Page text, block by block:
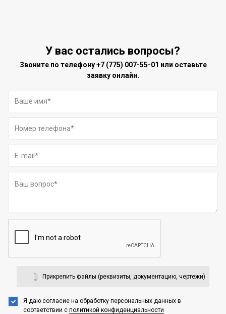
У вас остались вопросы?
Звоните по телефону+7 (775) 007-55-01 или оставьте
заявку онлайн.
Прикрепить файлы (реквизиты, документацию, чертежи)
Я даю согласие на обработку персональных данных в
соответствии с политикой конфиденциальности